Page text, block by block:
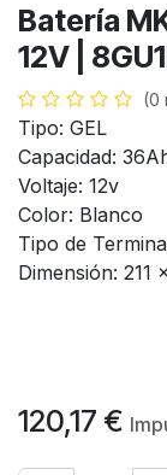
Batería
12V |
(0
Tipo: GEL
Capacidad:
Voltaje: 12v
Color: Blanco
Tipo de
Dimensión: 211
120,17 €